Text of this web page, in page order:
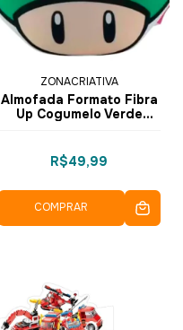
ZONACRIATIVA
Almofada Formato Fibra
Up Cogumelo Verde
R$49,99
COMPRAR